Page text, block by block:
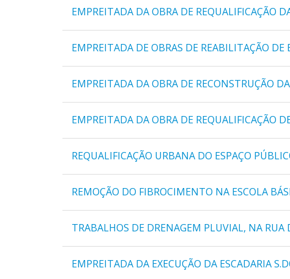
EMPREITADA DA OBRA DE REQUALIFICAÇÃO
EMPREITADA DE OBRAS DE REABILITAÇÃO
EMPREITADA DA OBRA DE RECONSTRUÇÃO
EMPREITADA DA OBRA DE REQUALIFICAÇÃO
REQUALIFICAÇÃO URBANA DO ESPAÇO
REMOÇÃO DO FIBROCIMENTO NA ESCOLA
TRABALHOS DE DRENAGEM PLUVIAL, NA
EMPREITADA DA EXECUÇÃO DA ESCADARIA